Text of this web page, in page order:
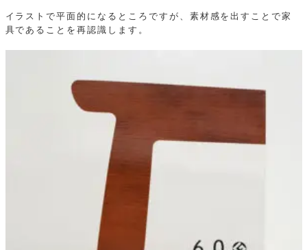
イラストで平面的になるところですが、素材感を出すことで家
具であることを再認識します。